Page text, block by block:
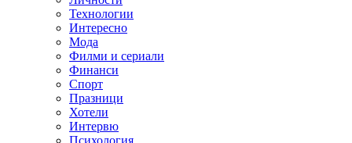
Технологии
Интересно
Мода
Филми и сериали
Финанси
Спорт
Празници
Хотели
Интервю
Психология